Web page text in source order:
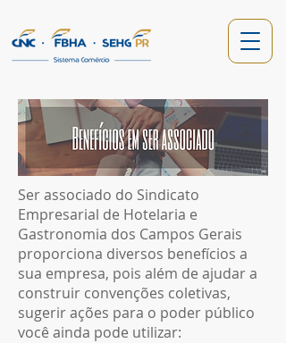
Ser associado do Sindicato
Empresarial de Hotelaria e
Gastronomia dos Campos Gerais
proporciona diversos benefícios a
sua empresa, pois além de ajudar a
construir convenções coletivas,
sugerir ações para o poder público
você ainda pode utilizar: